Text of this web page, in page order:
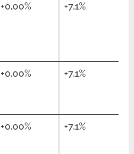
+0,00% +7,1%
+0,00% +7,1%
+0,00% +7,1%